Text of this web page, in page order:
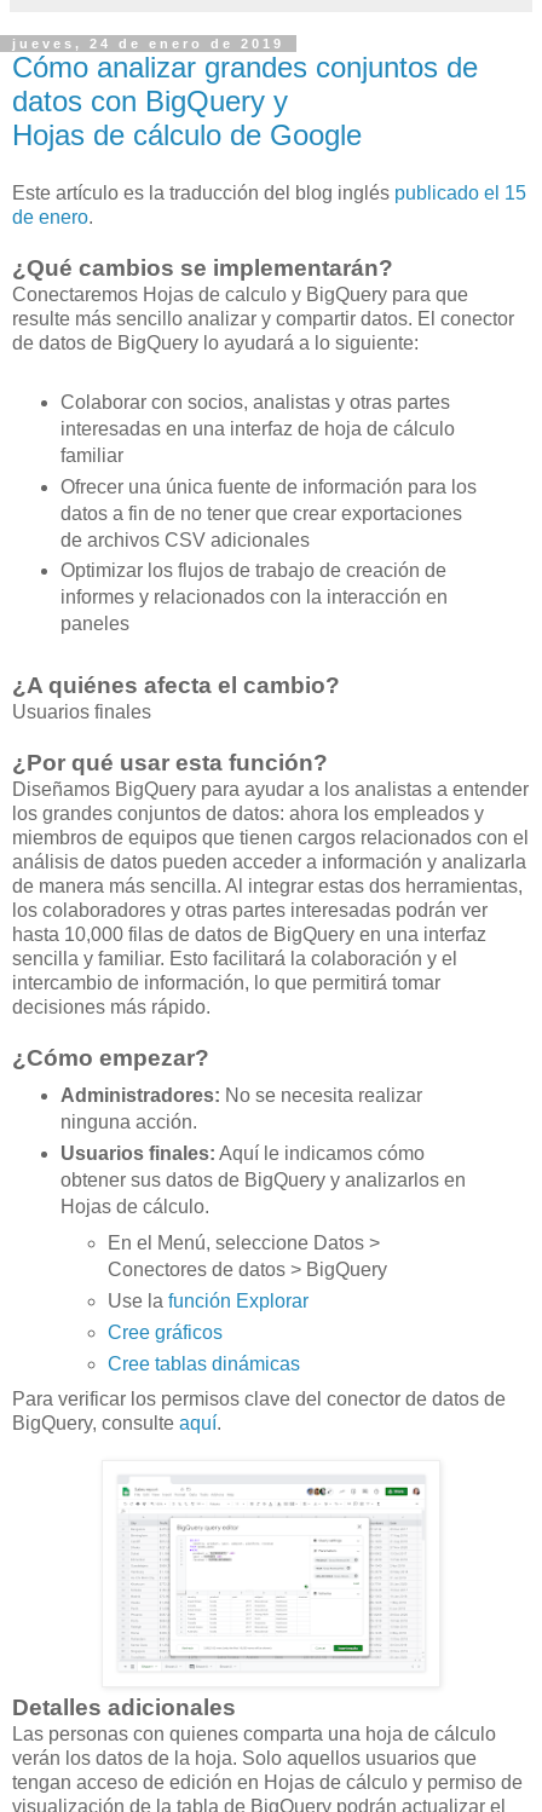
jueves, 24 de enero de 2019
Cómo analizar grandes conjuntos de
datos con BigQuery y
Hojas de cálculo de Google
Este artículo es la traducción del blog inglés publicado el 15
de enero.
¿Qué cambios se implementarán?
Conectaremos Hojas de calculo y BigQuery para que
resulte más sencillo analizar y compartir datos. El conector
de datos de BigQuery lo ayudará a lo siguiente:
Colaborar con socios, analistas y otras partes
interesadas en una interfaz de hoja de cálculo
familiar
Ofrecer una única fuente de información para los
datos a fin de no tener que crear exportaciones
de archivos CSV adicionales
Optimizar los flujos de trabajo de creación de
informes y relacionados con la interacción en
paneles
¿A quiénes afecta el cambio?
Usuarios finales
¿Por qué usar esta función?
Diseñamos BigQuery para ayudar a los analistas a entender
los grandes conjuntos de datos: ahora los empleados y
miembros de equipos que tienen cargos relacionados con el
análisis de datos pueden acceder a información y analizarla
de manera más sencilla. Al integrar estas dos herramientas,
los colaboradores y otras partes interesadas podrán ver
hasta 10,000 filas de datos de BigQuery en una interfaz
sencilla y familiar. Esto facilitará la colaboración y el
intercambio de información, lo que permitirá tomar
decisiones más rápido.
¿Cómo empezar?
Administradores: No se necesita realizar
ninguna acción.
Usuarios finales: Aquí le indicamos cómo
obtener sus datos de BigQuery y analizarlos en
Hojas de cálculo.
En el Menú, seleccione Datos >
Conectores de datos > BigQuery
Use lafunción Explorar
Cree gráficos
Cree tablas dinámicas
Para verificar los permisos clave del conector de datos de
BigQuery, consulte aquí.
Detalles adicionales
Las personas con quienes comparta una hoja de cálculo
verán los datos de la hoja. Solo aquellos usuarios que
tengan acceso de edición en Hojas de cálculo y permiso de
visualización de la tabla de BigQuery podrán actualizar el